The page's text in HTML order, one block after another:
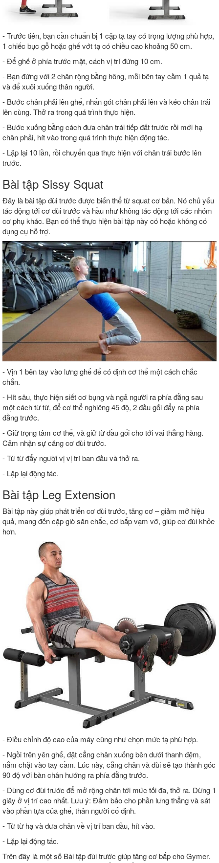
- Trước tiên, bạn cần chuẩn bị 1 cặp tạ tay có trọng lượng phù hợp,
1 chiếc bục gỗ hoặc ghế vớt tạ có chiều cao khoảng 50 cm.
- Để ghế ở phía trước mặt, cách vị trí đứng 10 cm.
- Bạn đứng với 2 chân rộng bằng hông, mỗi bên tay cầm 1 quả tạ
và để xuôi xuống thân người.
- Bước chân phải lên ghế, nhấn gót chân phải lên và kéo chân trái
lên cùng. Thở ra trong quá trình thực hiện.
- Bước xuống bằng cách đưa chân trái tiếp đất trước rồi mới hạ
chân phải, hít vào trong quá trình thực hiện động tác.
- Lặp lại 10 lần, rồi chuyển qua thực hiện với chân trái bước lên
trước.
Bài tập Sissy Squat
Đây là bài tập đùi trước được biến thể từ squat cơ bản. Nó chủ yếu
tác động tới cơ đùi trước và hầu như không tác động tới các nhóm
cơ phụ khác. Bạn có thể thực hiện bài tập này có hoặc không có
dụng cụ hỗ trợ.
- Vịn 1 bên tay vào lưng ghế để có định cơ thể một cách chắc
chắn.
- Hít sâu, thực hiện siết cơ bụng và ngả người ra phía đằng sau
một cách từ từ, để cơ thể nghiêng 45 độ, 2 đầu gối đẩy ra phía
đằng trước.
- Giữ trọng tâm cơ thể, và giữ từ đầu gối cho tới vai thẳng hàng.
Cảm nhận sự căng cơ đùi trước.
- Từ từ đẩy người vị vị trí ban đầu và thở ra.
- Lặp lại động tác.
Bài tập Leg Extension
Bài tập này giúp phát triển cơ đùi trước, tăng cơ – giảm mỡ hiệu
quả, mang đến cặp giò săn chắc, cơ bắp vạm vỡ, giúp cơ đùi khỏe
hơn.
- Điều chỉnh độ cao của máy cũng như chọn mức tạ phù hợp.
- Ngồi trên yên ghế, đặt cẳng chân xuống bên dưới thanh đệm,
nắm chặt vào tay cầm. Lúc này, cẳng chân và đùi sẽ tạo thành góc
90 độ với bàn chân hướng ra phía đằng trước.
- Dùng cơ đùi trước để mở rộng chân tới mức tối đa, thở ra. Dừng 1
giây ở vị trí cao nhất. Lưu ý: Đảm bảo cho phần lưng thẳng và sát
vào phần tựa của ghế, thân người cố định.
- Từ từ hạ và đưa chân về vị trí ban đầu, hít vào.
- Lặp lại động tác.
Trên đây là một số Bài tập đùi trước giúp tăng cơ bắp cho Gymer.